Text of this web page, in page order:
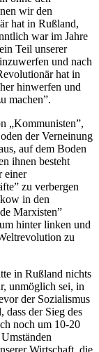
wir den
hat in Rußland,
war im Jahre
Teil unserer
und nach
hat in
hinwerfen und
machen”.
„Kommunisten”,
der Verneinung
auf dem Boden
ihnen besteht
einer
zu verbergen
in den
Marxisten”
hinter linken und
zu
in Rußland nichts
unmöglich sei, in
der Sozialismus
dass der Sieg des
noch um 10-20